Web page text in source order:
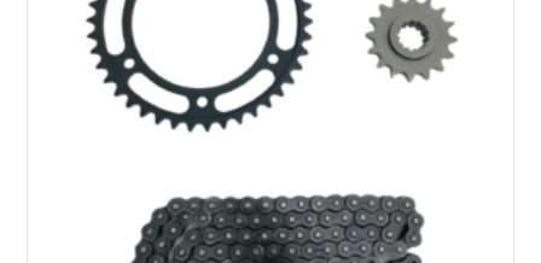
AGGIUNGI AL CARRELLO